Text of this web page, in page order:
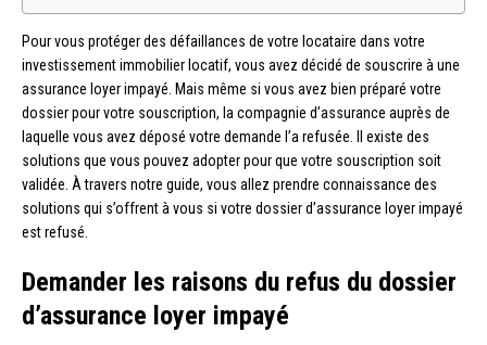
Pour vous protéger des défaillances de votre locataire dans votre
investissement immobilier locatif, vous avez décidé de souscrire à une
assurance loyer impayé. Mais même si vous avez bien préparé votre
dossier pour votre souscription, la compagnie d’assurance auprès de
laquelle vous avez déposé votre demande l’a refusée. Il existe des
solutions que vous pouvez adopter pour que votre souscription soit
validée. À travers notre guide, vous allez prendre connaissance des
solutions qui s’offrent à vous si votre dossier d’assurance loyer impayé
est refusé.
Demander les raisons du refus du dossier
d’assurance loyer impayé